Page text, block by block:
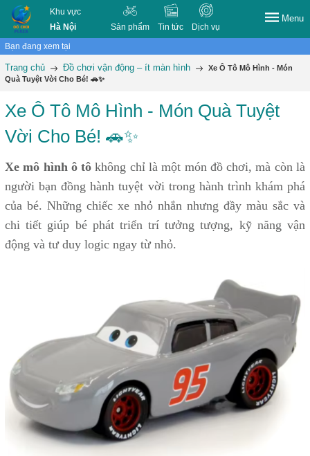
Khu vực
Hà Nội
Sản phẩm Tin tức Dịch vụ
Menu
Bạn đang xem tại
Trang chủ Đồ chơi vận động – ít màn hình
Xe Ô Tô Mô Hình - Món
Quà Tuyệt Vời Cho Bé! 🚗✨
Xe Ô Tô Mô Hình - Món Quà Tuyệt
Vời Cho Bé! 🚗✨
Xe mô hình ô tô không chỉ là một món đồ chơi, mà còn là
người bạn đồng hành tuyệt vời trong hành trình khám phá
của bé. Những chiếc xe nhỏ nhắn nhưng đầy màu sắc và
chi tiết giúp bé phát triển trí tưởng tượng, kỹ năng vận
động và tư duy logic ngay từ nhỏ.